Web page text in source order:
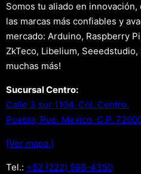
Somos tu aliado en
las marcas más confiables y
mercado: Arduino, Raspberry
ZkTeco, Libelium, Seeedstudio,
muchas más!
Sucursal Centro:
Calle 3 sur 1104, Col. Centro.
Puebla, Pue. Mexico. C.P.
[Ver mapa.]
Tel.: +52 (222) 598-4350